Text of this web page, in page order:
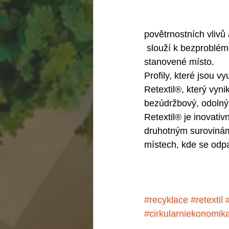
povětrnostních vlivů
stanovené místo.
Profily, které jsou
Retextil®, který
bezúdržbový,
Retextil® je
druhotným
místech, kde se
#recyklace #retextil